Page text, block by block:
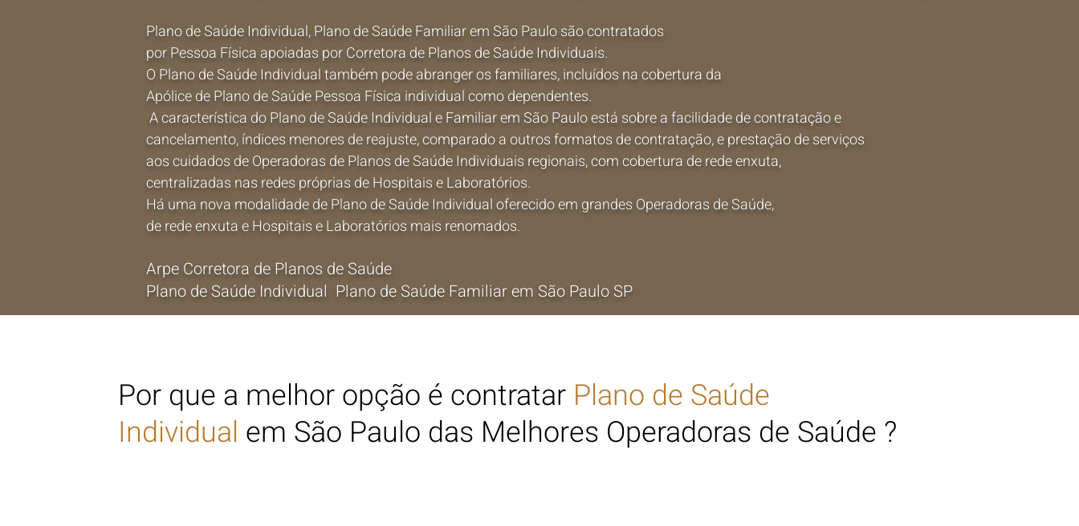
Plano de Saúde Individual, Plano de Saúde Familiar em São Paulo são contratados
por Pessoa Física apoiadas por Corretora de Planos de Saúde Individuais.
O Plano de Saúde Individual também pode abranger os familiares, incluídos na cobertura da
Apólice dePlano de Saúde Pessoa Física individual como dependentes.
A característica do Plano de Saúde Individual e Familiar em São Paulo está sobre a facilidade de contratação e
cancelamento, índices menores de reajuste, comparado a outros formatos de contratação, eprestação de serviços
aos cuidados de Operadoras de Planos de Saúde Individuais regionais, com cobertura de rede enxuta,
centralizadas nas redes próprias de Hospitais e Laboratórios.
Há uma nova modalidade de Plano de Saúde Individual oferecido em grandes Operadoras de Saúde,
de rede enxutae Hospitais e Laboratórios mais renomados.
Arpe Corretora de Planos de Saúde
Plano de Saúde Individual Plano de Saúde Familiar em São Paulo SP
Por que a melhor opção é contratar Plano de Saúde
Individual em São Paulo das Melhores Operadoras de Saúde ?